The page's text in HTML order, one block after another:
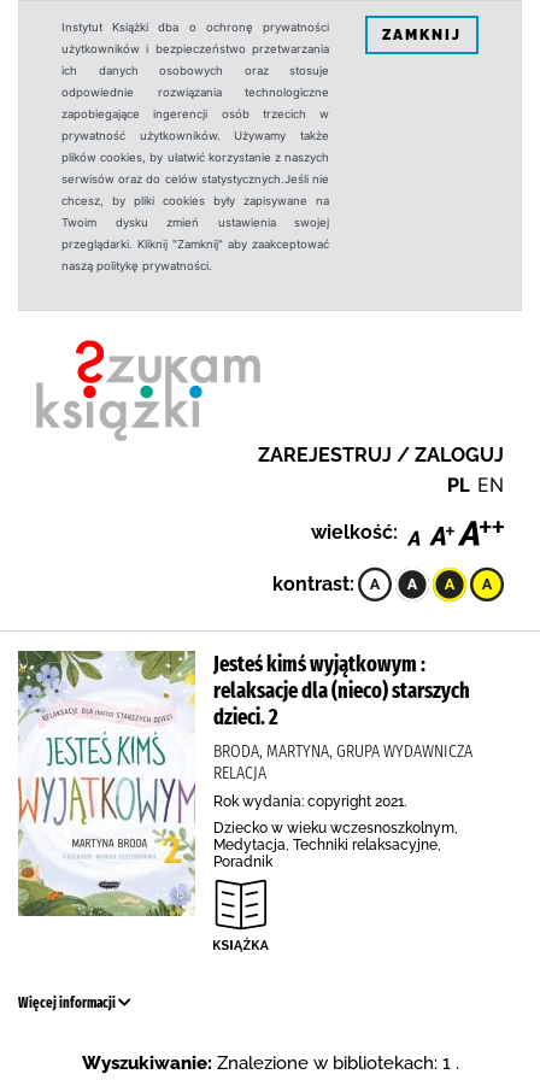
Instytut Książki dba o ochronę prywatności
użytkowników i bezpieczeństwo przetwarzania
ich danych osobowych oraz stosuje
odpowiednie rozwiązania technologiczne
zapobiegające ingerencji osób trzecich w
prywatność użytkowników. Używamy także
plików cookies, by ułatwić korzystanie z naszych
serwisów oraz do celów statystycznych.Jeśli nie
chcesz, by pliki cookies były zapisywane na
Twoim dysku zmień ustawienia swojej
przeglądarki. Kliknij "Zamknij" aby zaakceptować
naszą politykę prywatności.
ZAMKNIJ
ZAREJESTRUJ / ZALOGUJ
PL EN
wielkość:
kontrast:
Jesteś kimś wyjątkowym :
relaksacje dla (nieco) starszych
dzieci. 2
BRODA, MARTYNA, GRUPA WYDAWNICZA
RELACJA
Rok wydania: copyright 2021.
Dziecko w wieku wczesnoszkolnym,
Medytacja, Techniki relaksacyjne,
Poradnik
Więcej informacji
Wyszukiwanie: Znalezione w bibliotekach: 1 .